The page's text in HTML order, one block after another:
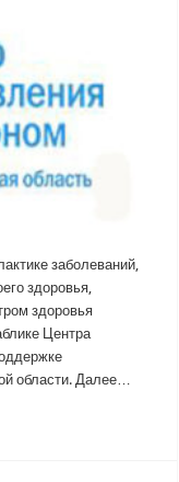
заболеваний,
здоровья,
здоровья
Центра
области. Далее…